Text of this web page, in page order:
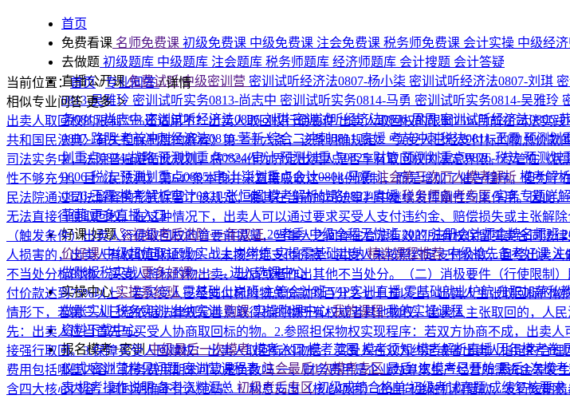
首页
免费看课 名师免费课 初级免费课 中级免费课 注会免费课 税务师免费课 会计实操 中级经
去做题 初级题库 中级题库 注会题库 税务师题库 经济师题库 会计搜题 会计答疑
直播公开课免费试听|中级密训营 密训试听经济法0807-杨小柒 密训试听经济法0807-刘琪
0813-吴雅玲 密训试听实务0813-尚志中 密训试听实务0814-马勇 密训试听实务0814-吴雅玲
务0815-尚志中密训试听经济法0806-刘琪密训试听经济法0806-周周密训试听经济法0806-
0807-路明考前冲刺经济法0810-著新综合二冲刺0811-袁媛 考前冲刺税法0811-王霞预测划
划重点0824-战略预测划重点0824-审计预测划重点0825-财管预测划重点0826-税法预测划
0806-税法预测划重点0805-审计💥划重点会计0804-马勇注会第三次万人模考解析 模考解
0820-王霞模考解析审计0821-张恒超模考解析战略0822-袁媛税务师备考专区实务专题详
菲菲更多直播入口
好课·好题🚀初级考后进阶·一年双证 26考季·中级全程无忧班2027·注册会计师金牌名师班
价好课中级超值取证班实战上岗学练实操零基础出纳精选课程推荐中级抢先备考好课注
做账报税实战更多好课>>>→进入选课中心
实操中心实操系统班 零基础上岗班主管会计班VIP实训直播零基础就业护航升职加薪私
做账实训税务实训出纳实训购课实操购课中心我的课程我的实操课程
资料下载中心
报名模考+密训 中级最后一次模考模考入口模考范围模考须知模考解析直播历年模考卷
仪式密训营常见问题密训营课程表注会最后1次模考专区最后1次模考已开始最后1次模
表机考操作说明备考资料汇总 初级考后专区初级成绩合格单初级考试真题成绩复核要求
当前位置：首页/专业问答/详情
相似专业问答更多
出卖人取回权的限制75%还适用不？出卖人取回权行使要件出卖人取回权的限制75%目前在司法实
共和国民法典〉有关担保制度的解释》第二十六条，该条明确规定：“买受人已经支付标的物总价
司法实务中，法院普遍遵循此规则，将75%作为界定出卖人是否享有取回权的法定界限。尽管在《
性不够充分，且《民法典》第642条本身并未直接吸收这一比例限制，而是增加了催告程序。但为
民法院通过司法解释的形式保留了该规定，使其在当前的司法审判中继续发挥刚性约束作用。因此
无法直接行使取回权。在这种情况下，出卖人可以通过要求买受人支付违约金、赔偿损失或主张解
（触发条件）出卖人行使取回权的首要前提是，当事人之间存在合法有效的所有权保留买卖合同
人损害的，出卖人有权取回标的物：1.未按约定支付价款：买受人未按照约定支付价款，且经出卖
不当处分标的物：买受人将标的物出卖、出质或者作出其他不当处分。（二）消极要件（行使限制
付价款达到75%以上：若买受人已经支付标的物总价款的百分之七十五以上，出卖人主张取回标的
情形下，若第三人已经依据法律规定善意取得标的物所有权或者其他物权，出卖人主张取回的，人
先：出卖人应当首先与买受人协商取回标的物。2.参照担保物权实现程序：若双方协商不成，出卖
接强行取回。3.保障买受人回赎权：出卖人取回标的物后，买受人在双方约定或者出卖人指定的合
费用包括哪些内容？财务费用期末可以是负数吗一、财务费用是企业为筹集生产经营所需资金等发
含四大核心内容，同时明确不计入范畴：1. 利息支出（核心项目）企业向金融机构借款、发行短期